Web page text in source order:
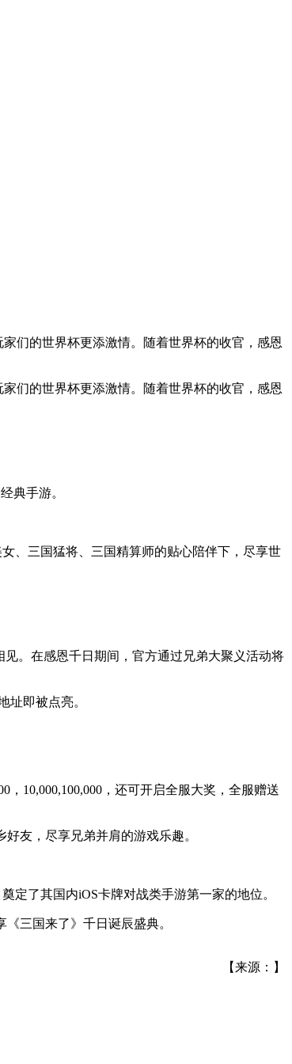
们的世界杯更添激情。随着世界杯的收官，感恩
们的世界杯更添激情。随着世界杯的收官，感恩
典手游。
、三国猛将、三国精算师的贴心陪伴下，尽享世
。在感恩千日期间，官方通过兄弟大聚义活动将
址即被点亮。
10,000,100,000，还可开启全服大奖，全服赠送
友，尽享兄弟并肩的游戏乐趣。
定了其国内iOS卡牌对战类手游第一家的地位。
三国来了》千日诞辰盛典。
【来源：】